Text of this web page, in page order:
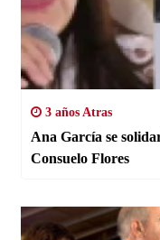
3 años Atras
Ana García se
Consuelo Flores